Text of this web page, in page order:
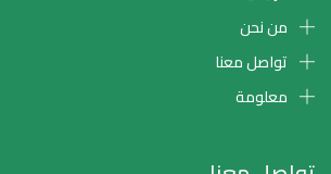
من نحن
تواصل معنا
معلومة